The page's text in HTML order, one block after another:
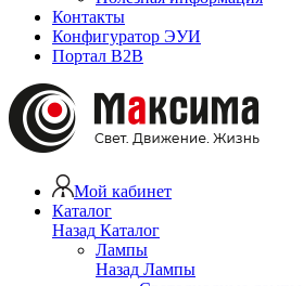
Контакты
Конфигуратор ЭУИ
Портал B2B
Мой кабинет
Каталог
Назад Каталог
Лампы
Назад Лампы